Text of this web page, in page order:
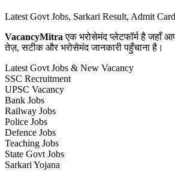
Latest Govt Jobs, Sarkari Result, Admit
VacancyMitra एक भरोसेमंद प्लेटफॉर्म है जहाँ
तेज़, सटीक और भरोसेमंद जानकारी पहुँचाना है।
Latest Govt Jobs & New Vacancy
SSC Recruitment
UPSC Vacancy
Bank Jobs
Railway Jobs
Police Jobs
Defence Jobs
Teaching Jobs
State Govt Jobs
Sarkari Yojana